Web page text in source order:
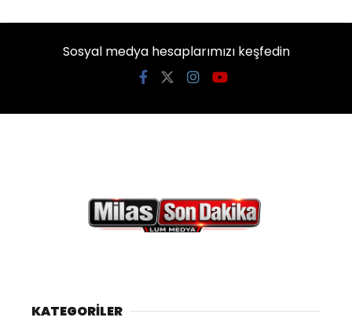
Sosyal medya hesaplarımızı keşfedin
KATEGORİLER